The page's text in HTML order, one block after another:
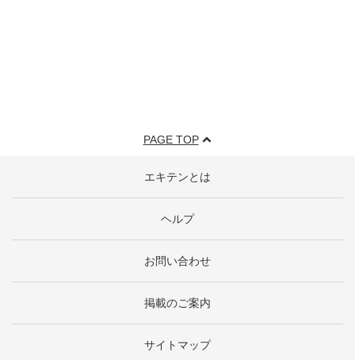
PAGE TOP
エキテンとは
ヘルプ
お問い合わせ
掲載のご案内
サイトマップ